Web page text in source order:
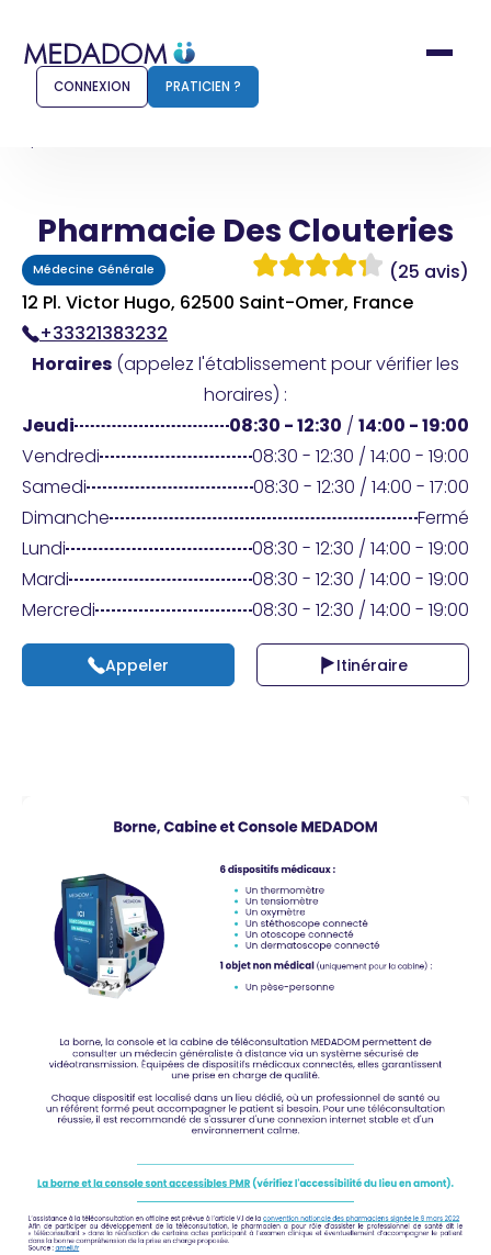
Comment ça marche ?
Pour les patients
Pharmacien
Connexion
Praticien ?
CONNEXION PRATICIEN ?
Pharmacie Des Clouteries
Médecine Générale
(25 avis)
12 Pl. Victor Hugo, 62500 Saint-Omer, France
+33321383232
Horaires (appelez l'établissement pour vérifier les
horaires) :
Jeudi
08:30 - 12:30 / 14:00 - 19:00
Vendredi
08:30 - 12:30 / 14:00 - 19:00
Samedi
08:30 - 12:30 / 14:00 - 17:00
Dimanche
Fermé
Lundi
08:30 - 12:30 / 14:00 - 19:00
Mardi
08:30 - 12:30 / 14:00 - 19:00
Mercredi
08:30 - 12:30 / 14:00 - 19:00
Appeler Itinéraire